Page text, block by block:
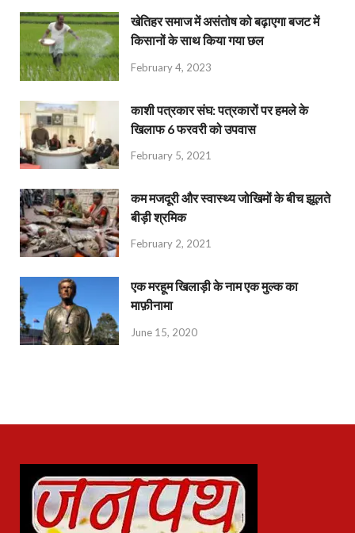
खेतिहर समाज में असंतोष को बढ़ाएगा बजट में
किसानों के साथ किया गया छल
February 4, 2023
काशी पत्रकार संघ: पत्रकारों पर हमले के
खिलाफ 6 फरवरी को उपवास
February 5, 2021
कम मजदूरी और स्वास्थ्य जोखिमों के बीच झूलते
बीड़ी श्रमिक
February 2, 2021
एक मरहूम खिलाड़ी के नाम एक मुल्क का
माफ़ीनामा
June 15, 2020